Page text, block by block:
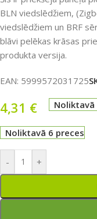
BLN viedslēdžiem,
viedslēdžiem un BRF
blāvi pelēkas krāsas
produkta versija.
EAN: 5999572031725
4,31 € Noliktavā
Noliktavā 6 preces
- +